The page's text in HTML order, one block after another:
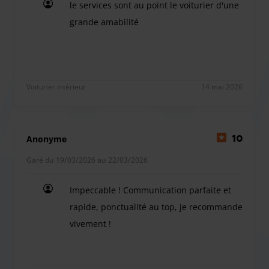
le services sont au point le voiturier d'une
grande amabilité
Voiturier intérieur 14 mai 2026
Anonyme 10
Garé du 19/03/2026 au 22/03/2026
Impeccable ! Communication parfaite et
rapide, ponctualité au top, je recommande
vivement !